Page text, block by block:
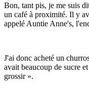
Bon, tant pis, je me suis
un café à proximité. Il y
appelé Auntie Anne's,
J'ai donc acheté un
avait beaucoup de sucre
grossir ».